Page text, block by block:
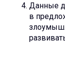
Данные
в